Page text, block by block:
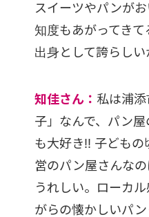
スイーツやパンが
知度もあがってき
出身として誇らしい
知佳さん： 私は浦
子」なんで、パン
も大好き!! 子どもの
営のパン屋さんな
うれしい。ローカ
がらの懐かしいパン